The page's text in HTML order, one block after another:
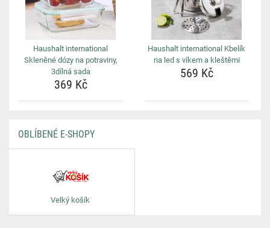
Haushalt international
Skleněné dózy na potraviny,
3dílná sada
369 Kč
Haushalt international Kbelík
na led s víkem a kleštěmi
569 Kč
OBLÍBENÉ E-SHOPY
Velký košík